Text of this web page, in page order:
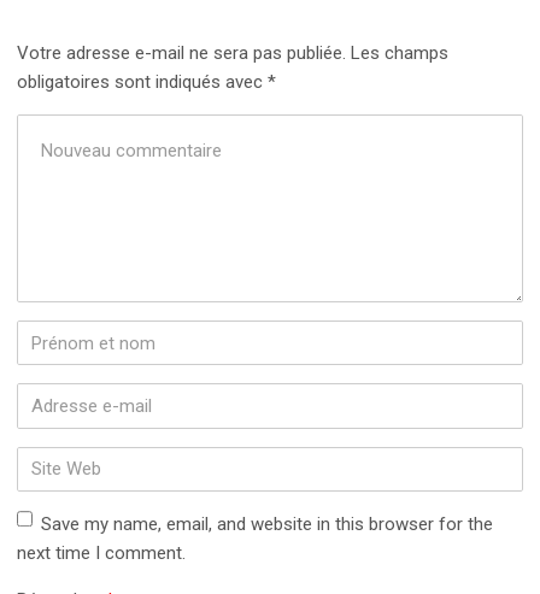
Votre adresse e-mail ne sera pas publiée. Les champs
obligatoires sont indiqués avec*
commentaire*
Prénom
et
nom*
Adresse
e-
mail
Site
Web
Save my name, email, and website in this browser for the
next time I comment.